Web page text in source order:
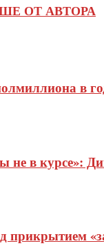
ОТ АВТОРА
в
в курсе»: